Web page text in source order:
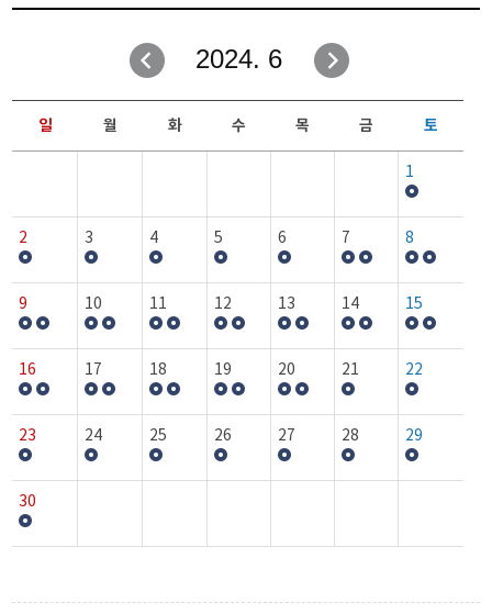
2024. 6
일 월 화 수 목 금 토
1
2 3 4 5 6 7 8
9 10 11 12 13 14 15
16 17 18 19 20 21 22
23 24 25 26 27 28 29
30